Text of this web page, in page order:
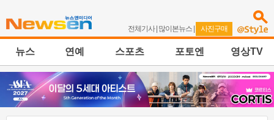
전체기사| 많이본뉴스 | 사진구매
뉴스 연예 스포츠 포토엔 영상TV